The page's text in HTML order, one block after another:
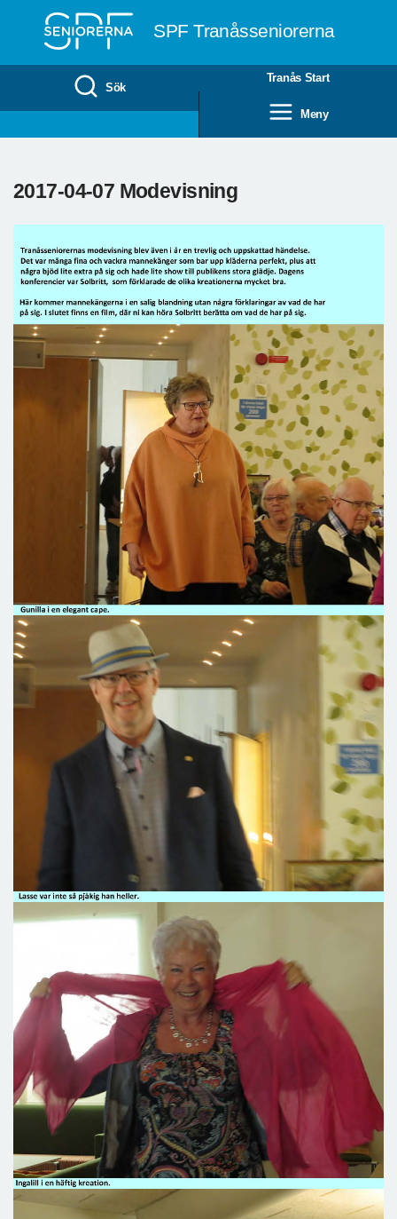
SPF Tranåsseniorerna
Sök
Tranås Start
Meny
2017-04-07 Modevisning